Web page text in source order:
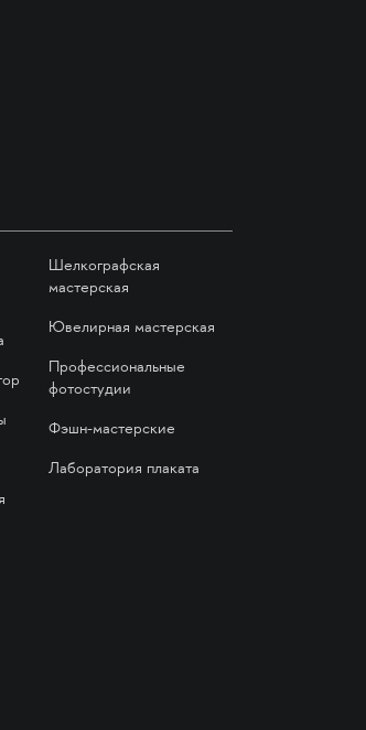
Шелкографская
мастерская
Ювелирная мастерская
Профессиональные
фотостудии
Фэшн-мастерские
Лаборатория плаката